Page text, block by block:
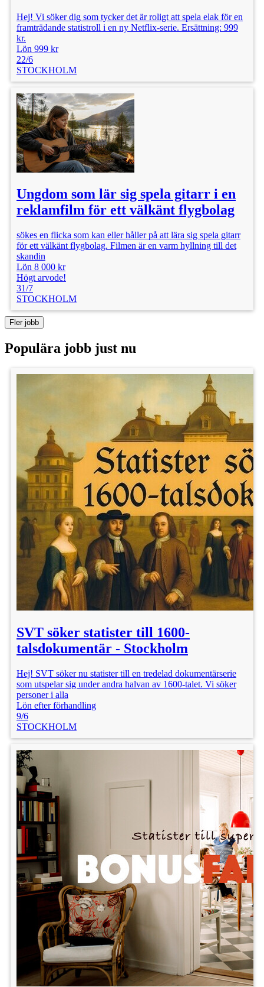
Hej! Vi söker dig som tycker det är roligt att spela elak för en
framträdande statistroll i en ny Netflix-serie. Ersättning: 999
kr.
Lön 999 kr
22/6
STOCKHOLM
Ungdom som lär sig spela gitarr i en
reklamfilm för ett välkänt flygbolag
sökes en flicka som kan eller håller på att lära sig spela gitarr
för ett välkänt flygbolag. Filmen är en varm hyllning till det
skandin
Lön 8 000 kr
Högt arvode!
31/7
STOCKHOLM
Fler jobb
Populära jobb just nu
SVT söker statister till 1600-
talsdokumentär - Stockholm
Hej! SVT söker nu statister till en tredelad dokumentärserie
som utspelar sig under andra halvan av 1600-talet. Vi söker
personer i alla
Lön efter förhandling
9/6
STOCKHOLM